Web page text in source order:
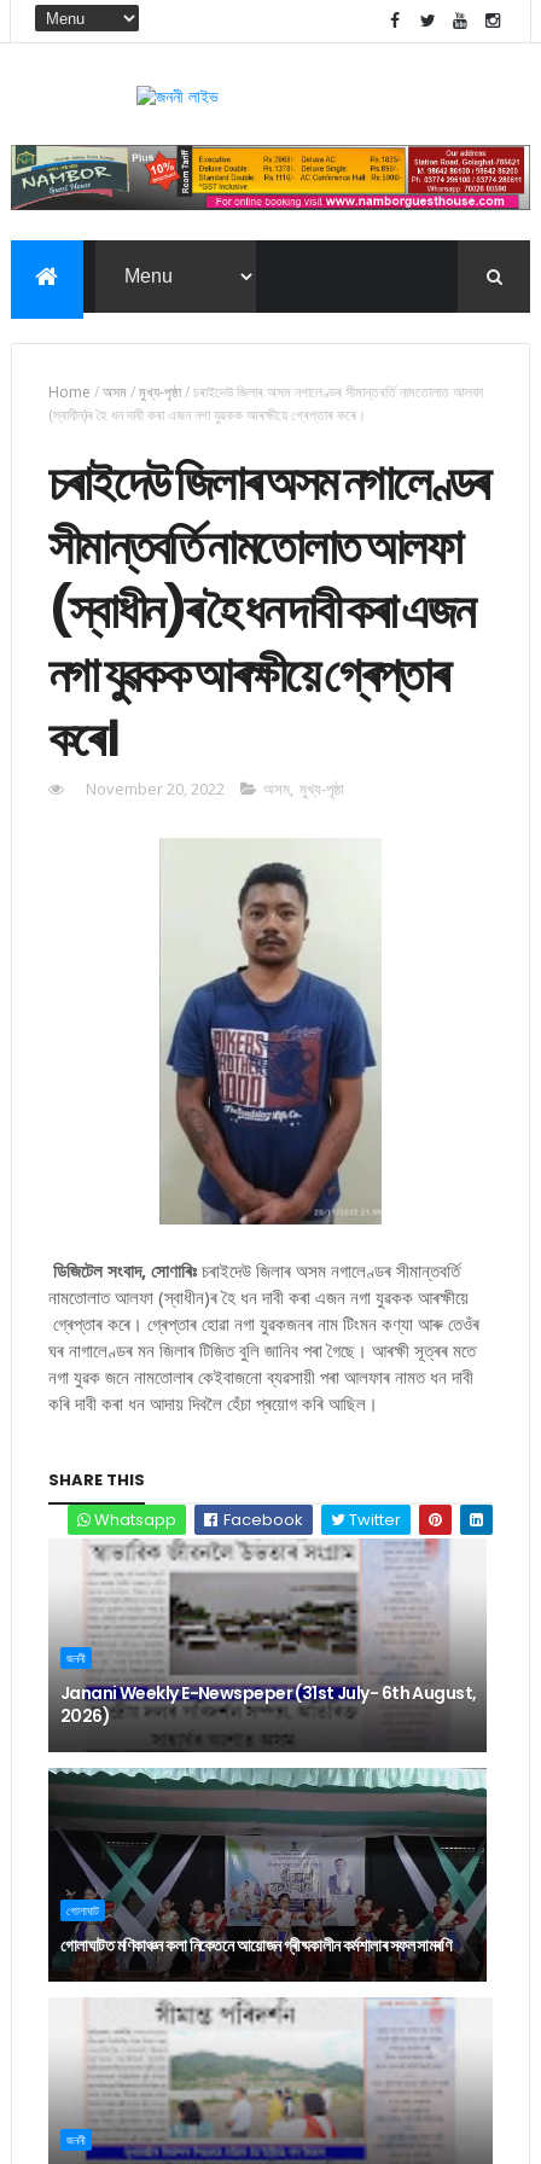
Home /অসম/মুখ্য-পৃষ্ঠা/চৰাইদেউ জিলাৰ অসম নগালেণ্ডৰ সীমান্তবৰ্তি নামতোলাত আলফা
(স্বাধীন)ৰ হৈ ধন দাবী কৰা এজন নগা যুৱকক আৰক্ষীয়ে গ্ৰেপ্তাৰ কৰে।
চৰাইদেউ জিলাৰ অসম নগালেণ্ডৰ
সীমান্তবৰ্তি নামতোলাত আলফা
(স্বাধীন)ৰ হৈ ধন দাবী কৰা এজন
নগা যুৱকক আৰক্ষীয়ে গ্ৰেপ্তাৰ
কৰে।
November 20, 2022 অসম, মুখ্য-পৃষ্ঠা
ডিজিটেল সংবাদ, সোণাৰিঃচৰাইদেউ জিলাৰ অসম নগালেণ্ডৰ সীমান্তবৰ্তি
নামতোলাত আলফা (স্বাধীন)ৰ হৈ ধন দাবী কৰা এজন নগা যুৱকক আৰক্ষীয়ে
গ্ৰেপ্তাৰ কৰে। গ্ৰেপ্তাৰ হোৱা নগা যুৱকজনৰ নাম টিংমন কণ্যা আৰু তেওঁৰ
ঘৰ নাগালেণ্ডৰ মন জিলাৰ টিজিত বুলি জানিব পৰা গৈছে। আৰক্ষী সূত্ৰৰ মতে
নগা যুৱক জনে নামতোলাৰ কেইবাজনো ব্যৱসায়ী পৰা আলফাৰ নামত ধন দাবী
কৰি দাবী কৰা ধন আদায় দিবলৈ হেঁচা প্ৰয়োগ কৰি আছিল।
SHARE THIS
Whatsapp
Facebook Twitter
জননী
Janani Weekly E-Newspeper (31st July- 6th August,
2026)
গোলাঘাট
গোলাঘাটত মণিকাঞ্চন কলা নিকেতনে আয়োজন গ্ৰীষ্মকালীন কৰ্মশালাৰ সফল সামৰণি
জননী